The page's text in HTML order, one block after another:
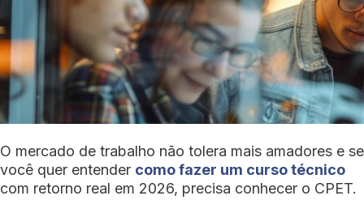
O mercado de trabalho não tolera mais amadores e se
você quer entender como fazer um curso técnico
com retorno real em 2026, precisa conhecer o CPET.